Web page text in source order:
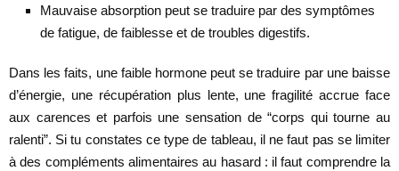
Mauvaise absorption peut se traduire par des symptômes
de fatigue, de faiblesse et de troubles digestifs.
Dans les faits, une faible hormone peut se traduire par une baisse
d’énergie, une récupération plus lente, une fragilité accrue face
aux carences et parfois une sensation de “corps qui tourne au
ralenti”. Si tu constates ce type de tableau, il ne faut pas se limiter
à des compléments alimentaires au hasard : il faut comprendre la